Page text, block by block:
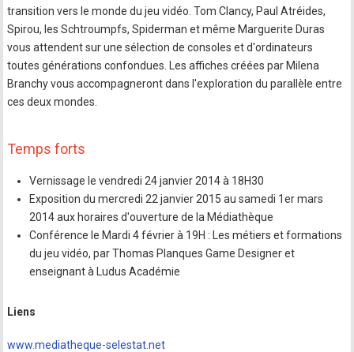
transition vers le monde du jeu vidéo. Tom Clancy, Paul Atréides,
Spirou, les Schtroumpfs, Spiderman et même Marguerite Duras
vous attendent sur une sélection de consoles et d'ordinateurs
toutes générations confondues. Les affiches créées par Milena
Branchy vous accompagneront dans l'exploration du parallèle entre
ces deux mondes.
Temps forts
Vernissage le vendredi 24 janvier 2014 à 18H30
Exposition du mercredi 22 janvier 2015 au samedi 1er mars
2014 aux horaires d'ouverture de la Médiathèque
Conférence le Mardi 4 février à 19H : Les métiers et formations
du jeu vidéo, par Thomas Planques Game Designer et
enseignant à Ludus Académie
Liens
www.mediatheque-selestat.net